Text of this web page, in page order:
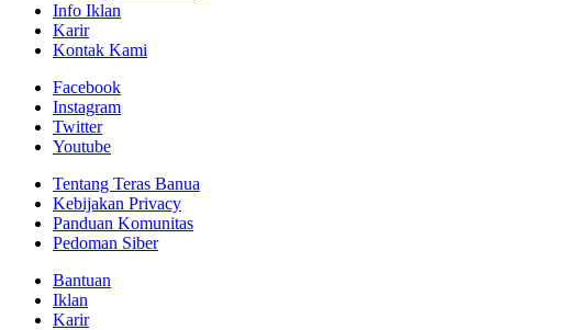
Info Iklan
Karir
Kontak Kami
Facebook
Instagram
Twitter
Youtube
Tentang Teras Banua
Kebijakan Privacy
Panduan Komunitas
Pedoman Siber
Bantuan
Iklan
Karir